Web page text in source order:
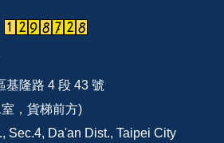
基隆路 4 段 43 號
，貨梯前方)
Sec.4, Da'an Dist., Taipei City